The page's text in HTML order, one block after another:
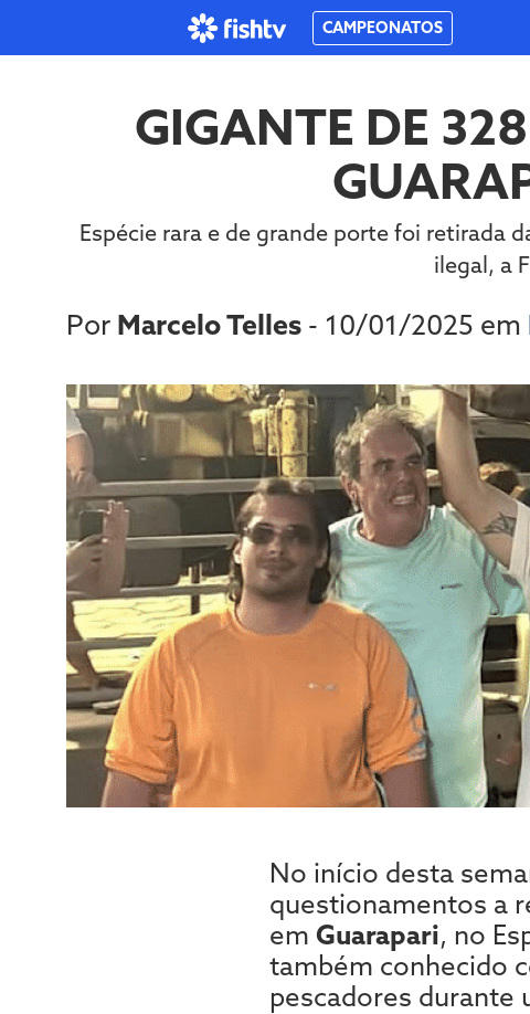
CAMPEONATOS
GIGANTE DE
Espécie rara e de grande porte foi retirada
ilegal, a
Por Marcelo Telles - 10/01/2025 em
No início desta
questionamentos a
em Guarapari, no
também conhecido
pescadores durante